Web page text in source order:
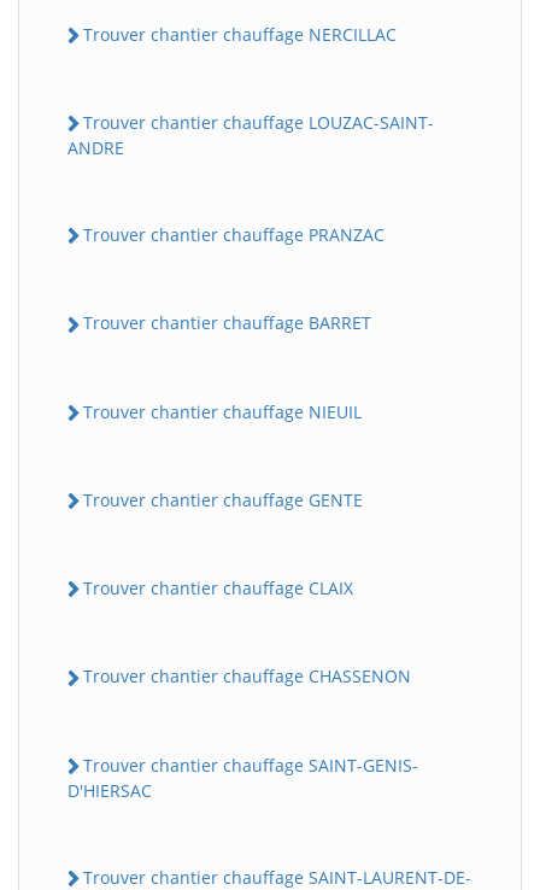
Trouver chantier chauffage NERCILLAC
Trouver chantier chauffage LOUZAC-SAINT-
ANDRE
Trouver chantier chauffage PRANZAC
Trouver chantier chauffage BARRET
Trouver chantier chauffage NIEUIL
Trouver chantier chauffage GENTE
Trouver chantier chauffage CLAIX
Trouver chantier chauffage CHASSENON
Trouver chantier chauffage SAINT-GENIS-
D'HIERSAC
Trouver chantier chauffage SAINT-LAURENT-DE-